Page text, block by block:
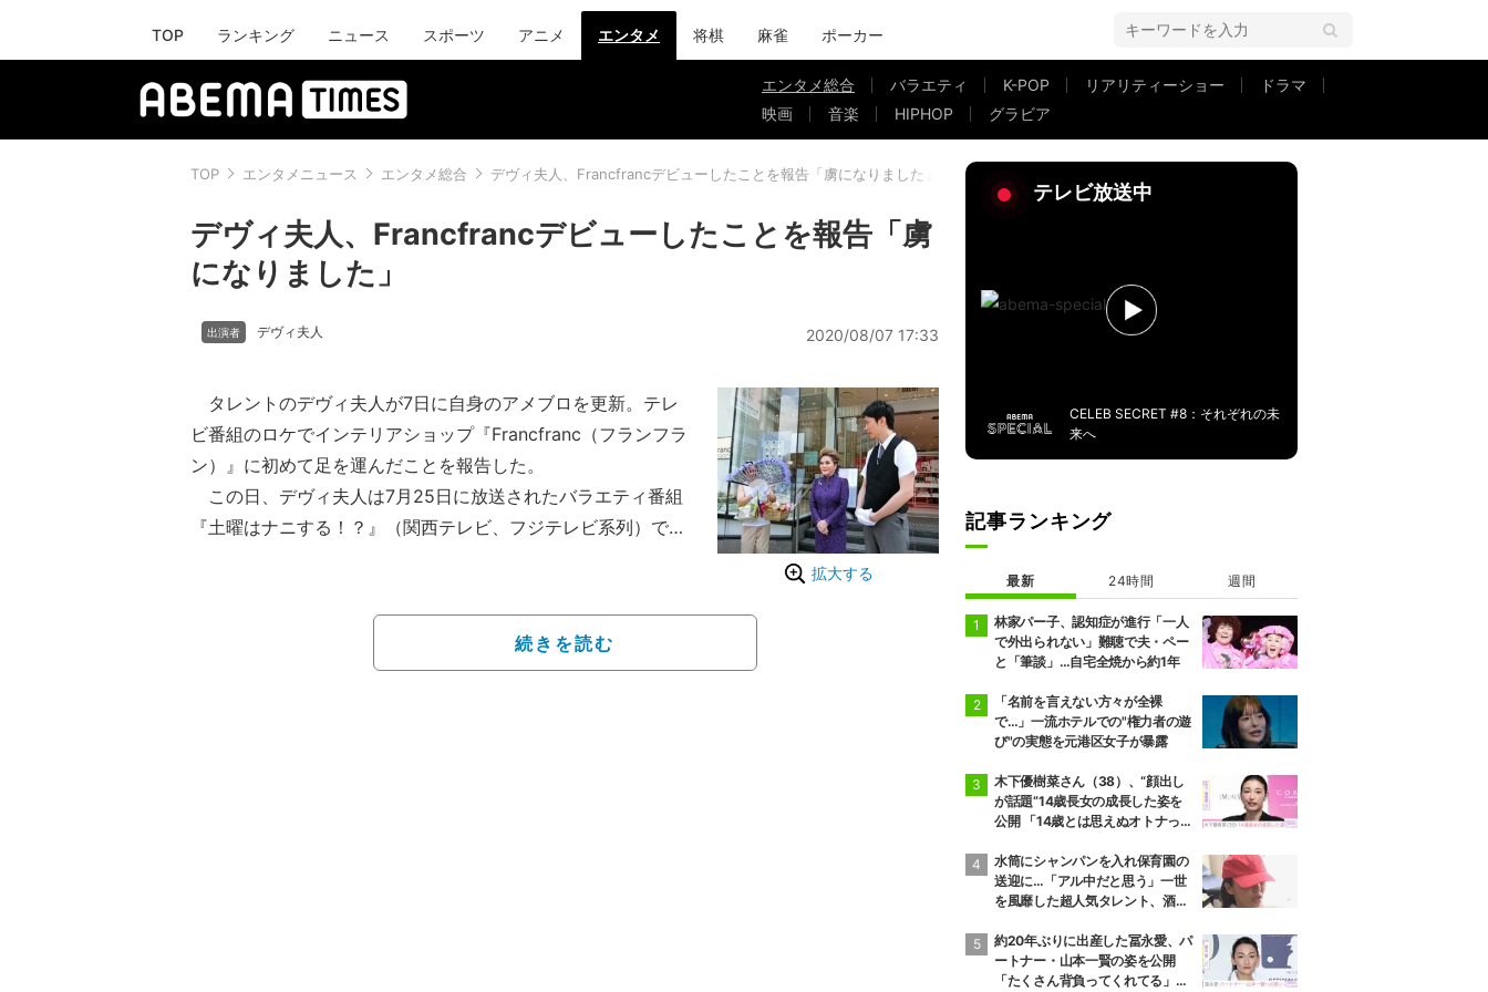
TOP ランキング ニュース スポーツ アニメ エンタメ 将棋 麻雀 ポーカー
エンタメ総合 バラエティ K-POP リアリティーショー
ドラマ
映画
音楽 HIPHOP グラビア
TOP エンタメニュース エンタメ総合 デヴィ夫人、Francfrancデビューしたことを報告「虜になりました」
デヴィ夫人、Francfrancデビューしたことを報告「虜
になりました」
デヴィ夫人 2020/08/07 17:33
拡大する
タレントのデヴィ夫人が7日に自身のアメブロを更新。テレ
ビ番組のロケでインテリアショップ『Francfranc（フランフラ
ン）』に初めて足を運んだことを報告した。
この日、デヴィ夫人は7月25日に放送されたバラエティ番組
『土曜はナニする！？』（関西テレビ、フジテレビ系列）で
人のように、 いつも横でタンクトップに短パン姿、 うちわで
あおぎ、 肩には、私用の飲み物が入った クーラーバックを下
続きを読む
テレビ放送中
CELEB SECRET #8：それぞれの未
来へ
記事ランキング
最新 24時間 週間
林家パー子、認知症が進行「一人
で外出られない」難聴で夫・ペー
と「筆談」…自宅全焼から約1年
「名前を言えない方々が全裸
で…」一流ホテルでの"権力者の遊
び"の実態を元港区女子が暴露
木下優樹菜さん（38）、“顔出し
が話題”14歳長女の成長した姿を
公開 「14歳とは思えぬオトナっぽ
ぎる」など反響
水筒にシャンパンを入れ保育園の
送迎に…「アル中だと思う」一世
を風靡した超人気タレント、酒漬
約20年ぶりに出産した冨永愛、パ
ートナー・山本一賢の姿を公開
「たくさん背負ってくれてる」感